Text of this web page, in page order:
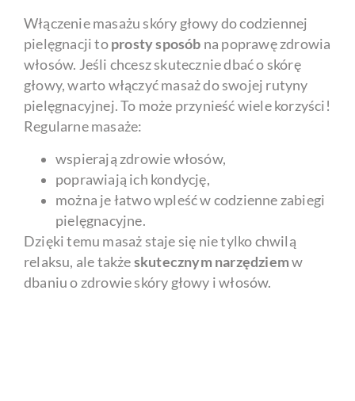
Włączenie masażu skóry głowy do codziennej
pielęgnacji toprosty sposób na poprawę zdrowia
włosów. Jeśli chcesz skutecznie dbać o skórę
głowy, warto włączyć masaż do swojej rutyny
pielęgnacyjnej. To może przynieść wiele korzyści!
Regularne masaże:
wspierają zdrowie włosów,
poprawiają ich kondycję,
można je łatwo wpleść w codzienne zabiegi
pielęgnacyjne.
Dzięki temu masaż staje się nie tylko chwilą
relaksu, ale takżeskutecznym narzędziemw
dbaniu o zdrowie skóry głowy i włosów.